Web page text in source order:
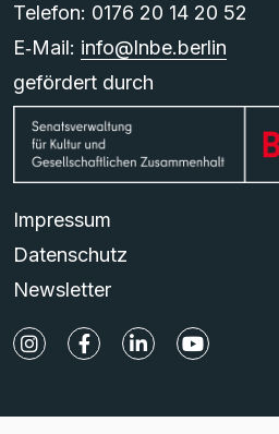
Telefon: 0176 20 14 20 52
E‑Mail: info@lnbe.berlin
gefördert durch
Impressum
Newsletter
Datenschutz